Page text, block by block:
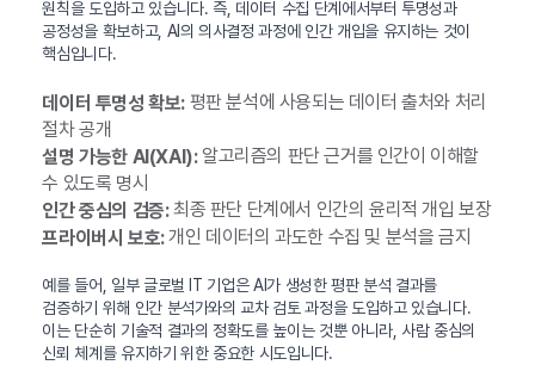
원칙을 도입하고 있습니다. 즉, 데이터 수집 단계에서부터 투명성과
공정성을 확보하고, AI의 의사결정 과정에 인간 개입을 유지하는 것이
핵심입니다.
데이터 투명성 확보:평판 분석에 사용되는 데이터 출처와 처리
절차 공개
설명 가능한 AI(XAI):알고리즘의 판단 근거를 인간이 이해할
수 있도록 명시
인간 중심의 검증:최종 판단 단계에서 인간의 윤리적 개입 보장
프라이버시 보호:개인 데이터의 과도한 수집 및 분석을 금지
예를 들어, 일부 글로벌 IT 기업은 AI가 생성한 평판 분석 결과를
검증하기 위해 인간 분석가와의 교차 검토 과정을 도입하고 있습니다.
이는 단순히 기술적 결과의 정확도를 높이는 것뿐 아니라, 사람 중심의
신뢰 체계를 유지하기 위한 중요한 시도입니다.